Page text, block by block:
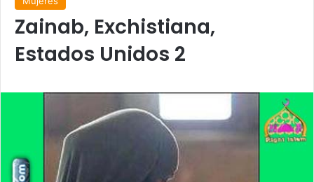
Zainab, Exchistiana,
Estados Unidos 2